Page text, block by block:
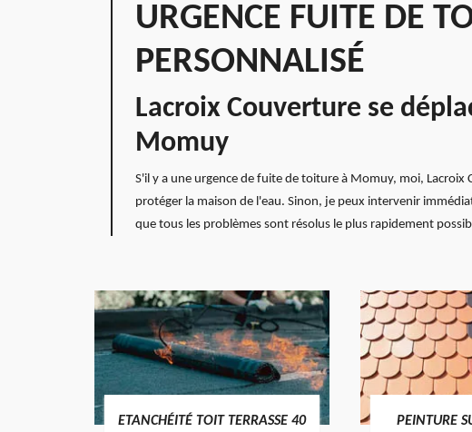
URGENCE FUITE DE
PERSONNALISÉ
Lacroix Couverture se
Momuy
S'il y a une urgence de fuite de toiture à Momuy, moi,
protéger la maison de l'eau. Sinon, je peux intervenir
que tous les problèmes sont résolus le plus rapidement
ETANCHÉITÉ TOIT TERRASSE 40 PEINTURE